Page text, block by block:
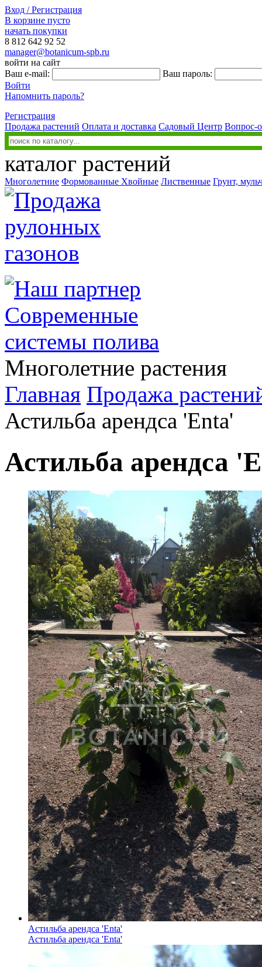
Вход / Регистрация
В корзине пусто
начать покупки
8 812 642 92 52
manager@botanicum-spb.ru
войти на сайт
Ваш e-mail:
Ваш пароль:
Войти
Напомнить пароль?
Регистрация
Продажа растений Оплата и доставка Садовый Центр Вопрос-
каталог растений
Многолетние Формованные Хвойные Лиственные Грунт,
Многолетние растения
Главная Продажа
Астильба арендса 'Enta'
Астильба арендса
Астильба арендса 'Enta'
Астильба арендса 'Enta'